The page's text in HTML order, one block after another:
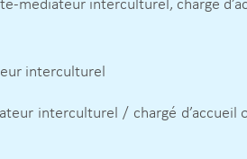
médiateur interculturel, chargé
interculturel
interculturel / chargé d’accueil